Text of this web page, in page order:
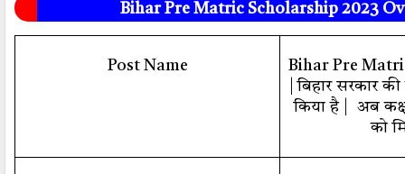
Bihar Pre Matric Scholarship 2023
Post Name
Bihar Pre
| बिहार सरकार
किया है |
अब
को